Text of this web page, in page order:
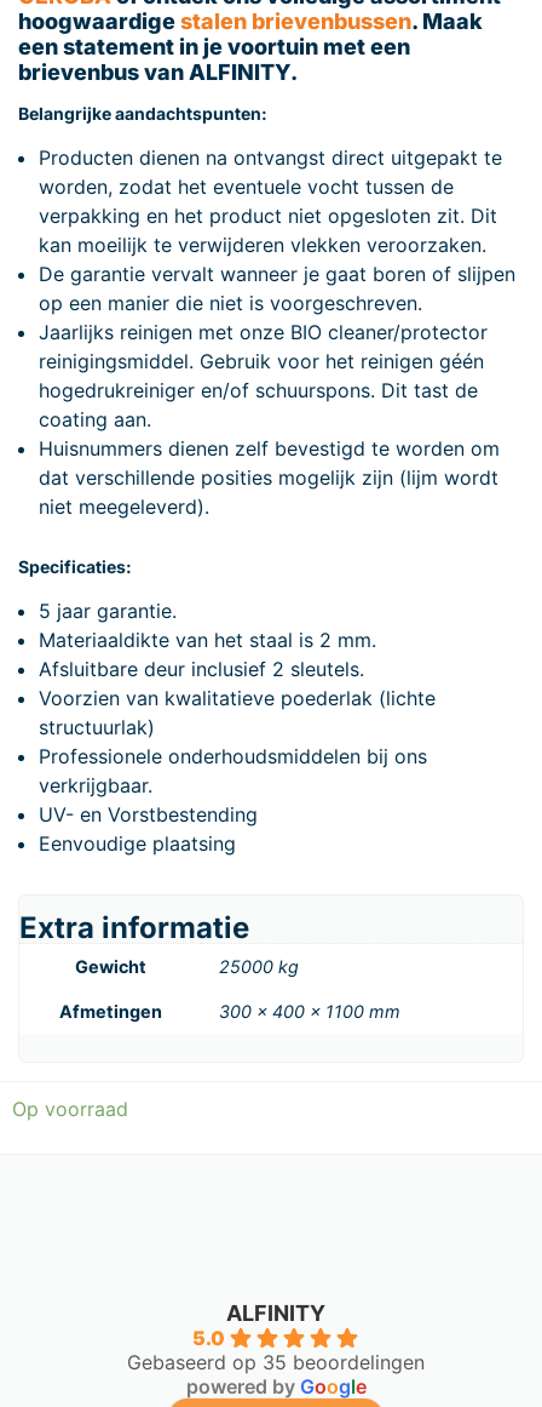
hoogwaardigestalen brievenbussen. Maak
een statement in je voortuin met een
brievenbus van ALFINITY.
Belangrijke aandachtspunten:
Producten dienen na ontvangst direct uitgepakt te
worden, zodat het eventuele vocht tussen de
verpakking en het product niet opgesloten zit. Dit
kan moeilijk te verwijderen vlekken veroorzaken.
De garantie vervalt wanneer je gaat boren of slijpen
op een manier die niet is voorgeschreven.
Jaarlijks reinigen met onze BIO cleaner/protector
reinigingsmiddel. Gebruik voor het reinigen géén
hogedrukreiniger en/of schuurspons. Dit tast de
coating aan.
Huisnummers dienen zelf bevestigd te worden om
dat verschillende posities mogelijk zijn (lijm wordt
niet meegeleverd).
Specificaties:
5 jaar garantie.
Materiaaldikte van het staal is 2 mm.
Afsluitbare deur inclusief 2 sleutels.
Voorzien van kwalitatieve poederlak (lichte
structuurlak)
Professionele onderhoudsmiddelen bij ons
verkrijgbaar.
UV- en Vorstbestending
Eenvoudige plaatsing
Extra informatie
Gewicht 25000 kg
Afmetingen 300 × 400 × 1100 mm
Op voorraad
ALFINITY
5.0
Gebaseerd op 35 beoordelingen
powered by Google